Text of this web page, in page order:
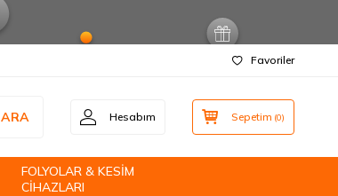
Favoriler
ARA Hesabım Sepetim (0)
FOLYOLAR & KESİM
CİHAZLARI